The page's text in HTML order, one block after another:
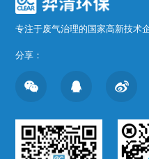
专注于废气治理的国家高新技术
分享：